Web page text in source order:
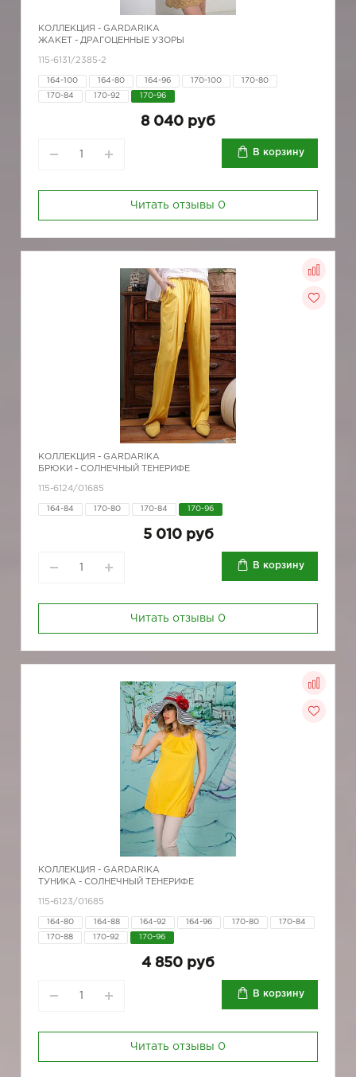
КОЛЛЕКЦИЯ - GARDARIKA
ЖАКЕТ - ДРАГОЦЕННЫЕ УЗОРЫ
115-6131/2385-2
164-100 164-80 164-96 170-100 170-80
170-84 170-92 170-96
8 040 руб
В корзину
Читать отзывы 0
КОЛЛЕКЦИЯ - GARDARIKA
БРЮКИ - СОЛНЕЧНЫЙ ТЕНЕРИФЕ
115-6124/01685
164-84 170-80 170-84 170-96
5 010 руб
В корзину
Читать отзывы 0
КОЛЛЕКЦИЯ - GARDARIKA
ТУНИКА - СОЛНЕЧНЫЙ ТЕНЕРИФЕ
115-6123/01685
164-80 164-88 164-92 164-96 170-80 170-84
170-88 170-92 170-96
4 850 руб
В корзину
Читать отзывы 0